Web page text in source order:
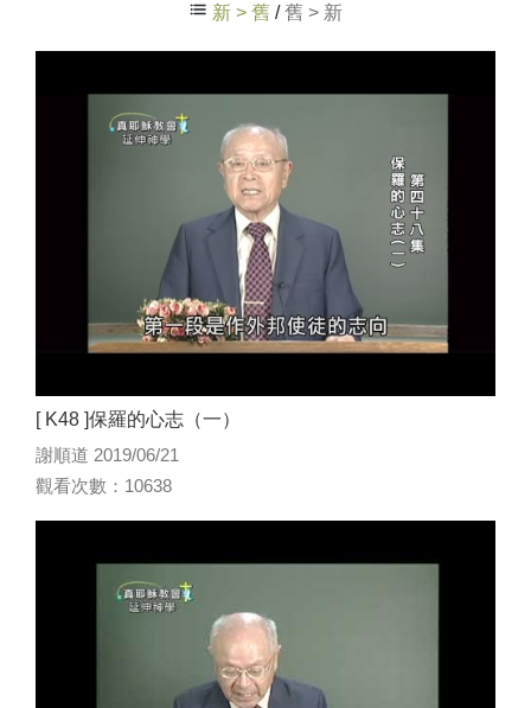
新 > 舊 /舊 > 新
[ K48 ]保羅的心志（一）
謝順道 2019/06/21
觀看次數：10638